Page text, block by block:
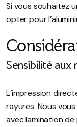
Si vous souhaitez
opter pour
Sensibilité aux
L’impression
rayures. Nous
avec lamination